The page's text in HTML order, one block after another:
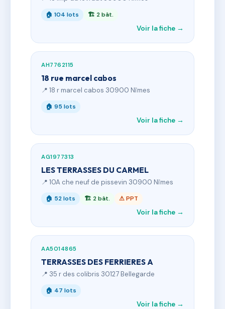
🏠 104 lots 🏗 2 bât.
Voir la fiche →
AH7762115
18 rue marcel cabos
📍 18 r marcel cabos 30900 Nîmes
🏠 95 lots
Voir la fiche →
AG1977313
LES TERRASSES DU CARMEL
📍 10A che neuf de pissevin 30900 Nîmes
🏠 52 lots 🏗 2 bât. ⚠ PPT
Voir la fiche →
AA5014865
TERRASSES DES FERRIERES A
📍 35 r des colibris 30127 Bellegarde
🏠 47 lots
Voir la fiche →